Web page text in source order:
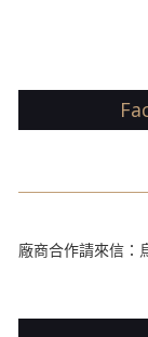
廠商合作請來信：